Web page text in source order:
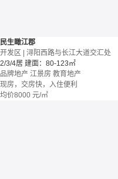
民生瞰江郡
开发区 | 浔阳西路与长江大道交汇处
2/3/4居 建面：80-123㎡
品牌地产 江景房 教育地产
现房，交房快，入住便利
均价8000 元/㎡